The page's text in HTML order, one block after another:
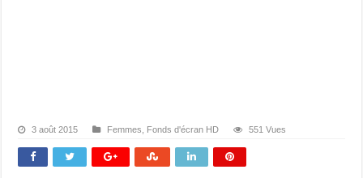
3 août 2015 Femmes Fonds d'écran HD 551 Vues